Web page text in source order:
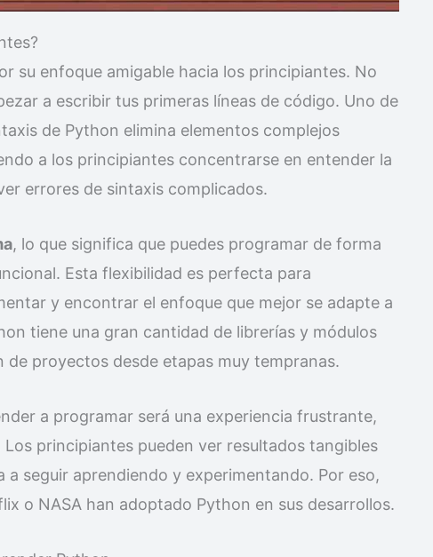
su enfoque amigable hacia los principiantes. No
a escribir tus primeras líneas de código. Uno de
de Python elimina elementos complejos
a los principiantes concentrarse en entender la
errores de sintaxis complicados.
, lo que significa que puedes programar de forma
Esta flexibilidad es perfecta para
y encontrar el enfoque que mejor se adapte a
tiene una gran cantidad de librerías y módulos
proyectos desde etapas muy tempranas.
a programar será una experiencia frustrante,
principiantes pueden ver resultados tangibles
seguir aprendiendo y experimentando. Por eso,
o NASA han adoptado Python en sus desarrollos.